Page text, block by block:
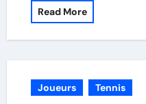
Read More
Joueurs Tennis